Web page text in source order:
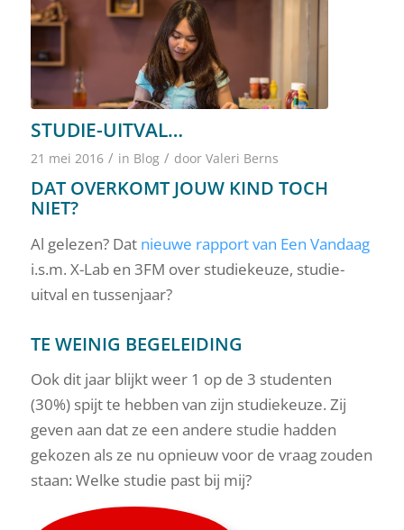
STUDIE-UITVAL…
21 mei 2016 / in Blog / door Valeri Berns
DAT OVERKOMT JOUW KIND TOCH
NIET?
Al gelezen? Dat nieuwe rapport van Een Vandaag
i.s.m. X-Lab en 3FM over studiekeuze, studie-
uitval en tussenjaar?
TE WEINIG BEGELEIDING
Ook dit jaar blijkt weer 1 op de 3 studenten
(30%) spijt te hebben van zijn studiekeuze. Zij
geven aan dat ze een andere studie hadden
gekozen als ze nu opnieuw voor de vraag zouden
staan: Welke studie past bij mij?